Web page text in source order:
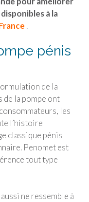
à la
.
pénis
de la
de la pompe ont
les
l’histoire
classique pénis
Penomet est
tout type
ne ressemble à